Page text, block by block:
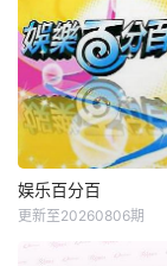
娱乐百分百
更新至20260806期